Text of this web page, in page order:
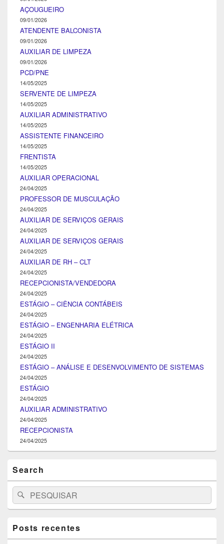
AÇOUGUEIRO
09/01/2026
ATENDENTE BALCONISTA
09/01/2026
AUXILIAR DE LIMPEZA
09/01/2026
PCD/PNE
14/05/2025
SERVENTE DE LIMPEZA
14/05/2025
AUXILIAR ADMINISTRATIVO
14/05/2025
ASSISTENTE FINANCEIRO
14/05/2025
FRENTISTA
14/05/2025
AUXILIAR OPERACIONAL
24/04/2025
PROFESSOR DE MUSCULAÇÃO
24/04/2025
AUXILIAR DE SERVIÇOS GERAIS
24/04/2025
AUXILIAR DE SERVIÇOS GERAIS
24/04/2025
AUXILIAR DE RH – CLT
24/04/2025
RECEPCIONISTA/VENDEDORA
24/04/2025
ESTÁGIO – CIÊNCIA CONTÁBEIS
24/04/2025
ESTÁGIO – ENGENHARIA ELÉTRICA
24/04/2025
ESTÁGIO II
24/04/2025
ESTÁGIO – ANÁLISE E DESENVOLVIMENTO DE SISTEMAS
24/04/2025
ESTÁGIO
24/04/2025
AUXILIAR ADMINISTRATIVO
24/04/2025
RECEPCIONISTA
24/04/2025
Search
Search
for:
Pesquisar
Posts recentes